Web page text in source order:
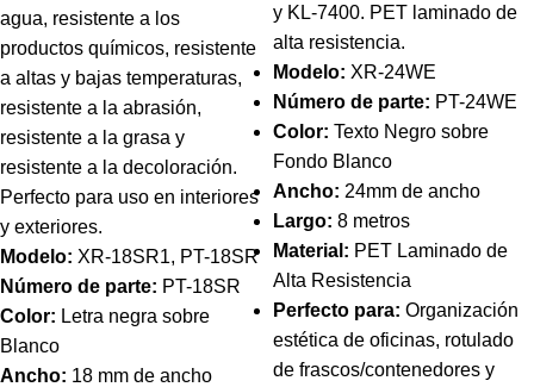
agua, resistente a los
productos químicos, resistente
a altas y bajas temperaturas,
resistente a la abrasión,
resistente a la grasa y
resistente a la decoloración.
Perfecto para uso en interiores
y exteriores.
Modelo: XR-18SR1, PT-18SR
Número de parte: PT-18SR
Color: Letra negra sobre
Blanco
Ancho: 18 mm de ancho
y KL-7400. PET laminado de
alta resistencia.
Modelo: XR-24WE
Número de parte: PT-24WE
Color: Texto Negro sobre
Fondo Blanco
Ancho: 24mm de ancho
Largo: 8 metros
Material: PET Laminado de
Alta Resistencia
Perfecto para: Organización
estética de oficinas, rotulado
de frascos/contenedores y